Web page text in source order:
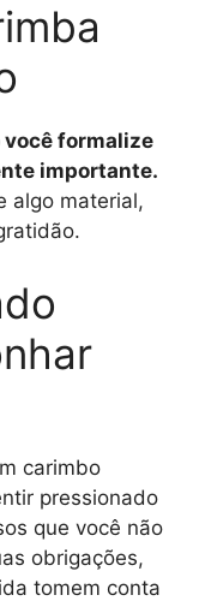
formalize
importante.
algo material,
carimbo
pressionado
que você não
obrigações,
tomem conta